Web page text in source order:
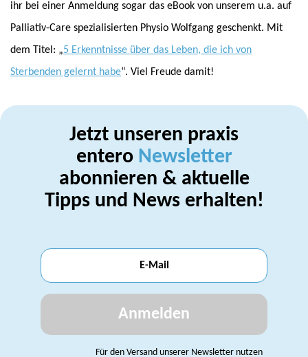
ihr bei einer Anmeldung sogar das eBook von unserem u.a. auf
Palliativ-Care spezialisierten Physio Wolfgang geschenkt. Mit
dem Titel: „5 Erkenntnisse über das Leben, die ich von
Sterbenden gelernt habe“. Viel Freude damit!
Jetzt unseren praxis
entero Newsletter
abonnieren & aktuelle
Tipps und News erhalten!
Anmelden
Für den Versand unserer Newsletter nutzen